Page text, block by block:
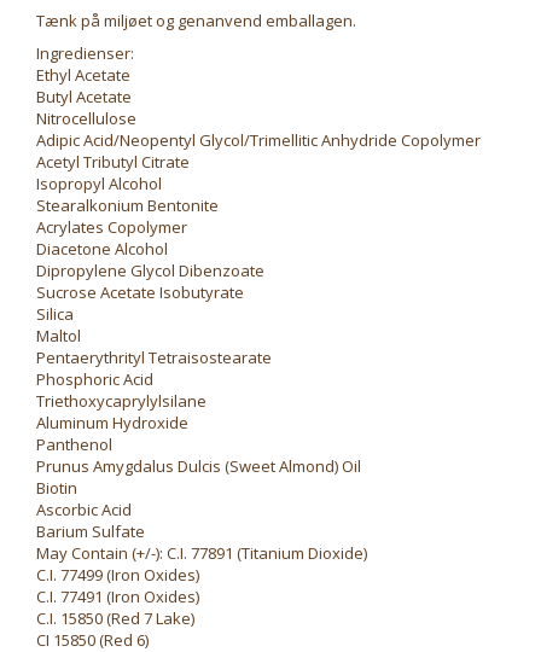
Tænk på miljøet og genanvend emballagen.
Ingredienser:
Ethyl Acetate
Butyl Acetate
Nitrocellulose
Adipic Acid/Neopentyl Glycol/Trimellitic Anhydride Copolymer
Acetyl Tributyl Citrate
Isopropyl Alcohol
Stearalkonium Bentonite
Acrylates Copolymer
Diacetone Alcohol
Dipropylene Glycol Dibenzoate
Sucrose Acetate Isobutyrate
Silica
Maltol
Pentaerythrityl Tetraisostearate
Phosphoric Acid
Triethoxycaprylylsilane
Aluminum Hydroxide
Panthenol
Prunus Amygdalus Dulcis (Sweet Almond) Oil
Biotin
Ascorbic Acid
Barium Sulfate
May Contain (+/-): C.I. 77891 (Titanium Dioxide)
C.I. 77499 (Iron Oxides)
C.I. 77491 (Iron Oxides)
C.I. 15850 (Red 7 Lake)
CI 15850 (Red 6)